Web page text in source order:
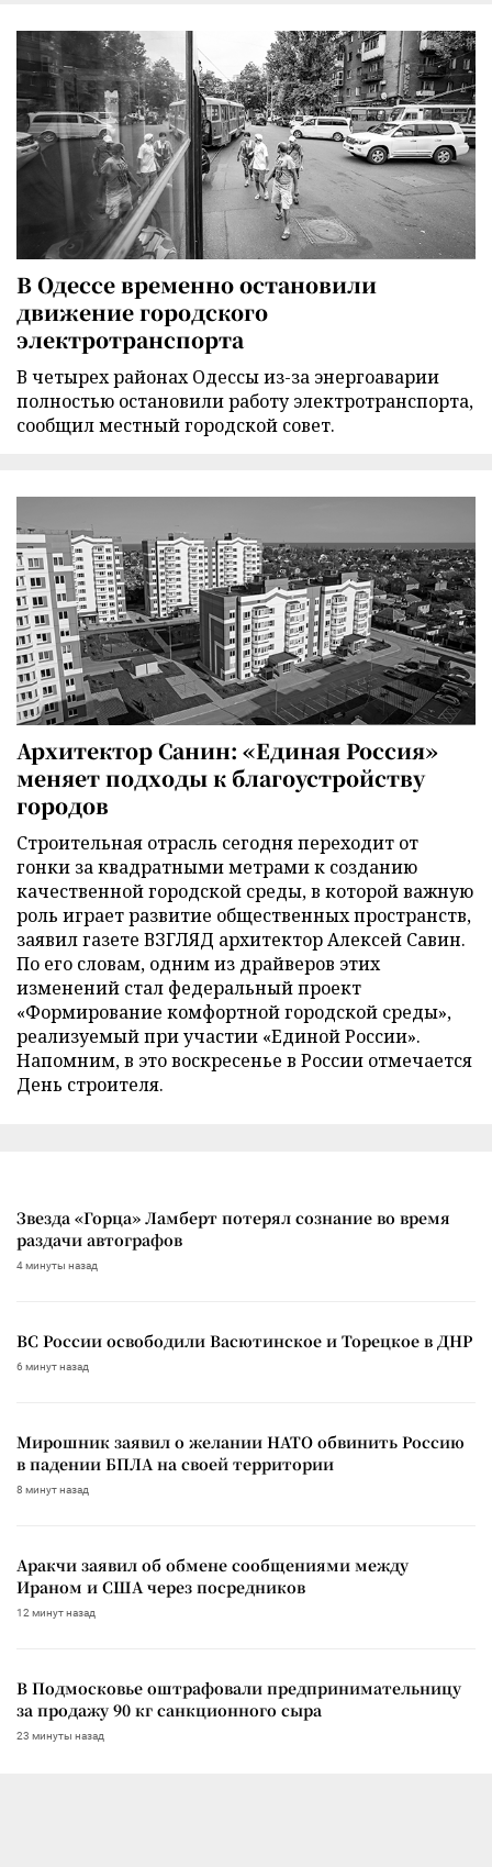
В Одессе временно остановили
движение городского
электротранспорта
В четырех районах Одессы из-за энергоаварии
полностью остановили работу электротранспорта,
сообщил местный городской совет.
Архитектор Санин: «Единая Россия»
меняет подходы к благоустройству
городов
Строительная отрасль сегодня переходит от
гонки за квадратными метрами к созданию
качественной городской среды, в которой важную
роль играет развитие общественных пространств,
заявил газете ВЗГЛЯД архитектор Алексей Савин.
По его словам, одним из драйверов этих
изменений стал федеральный проект
«Формирование комфортной городской среды»,
реализуемый при участии «Единой России».
Напомним, в это воскресенье в России отмечается
День строителя.
Звезда «Горца» Ламберт потерял сознание во время
раздачи автографов
4 минуты назад
ВС России освободили Васютинское и Торецкое в ДНР
6 минут назад
Мирошник заявил о желании НАТО обвинить Россию
в падении БПЛА на своей территории
8 минут назад
Аракчи заявил об обмене сообщениями между
Ираном и США через посредников
12 минут назад
В Подмосковье оштрафовали предпринимательницу
за продажу 90 кг санкционного сыра
23 минуты назад